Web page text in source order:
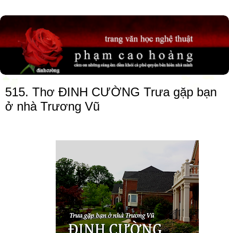
515. Thơ ĐINH CƯỜNG Trưa gặp bạn
ở nhà Trương Vũ